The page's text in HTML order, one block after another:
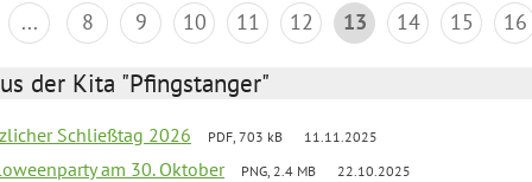
... 8 9 10 11 12 13 14 15 16
der Kita "Pfingstanger"
Schließtag 2026 PDF, 703 kB 11.11.2025
am 30. Oktober PNG, 2.4 MB 22.10.2025